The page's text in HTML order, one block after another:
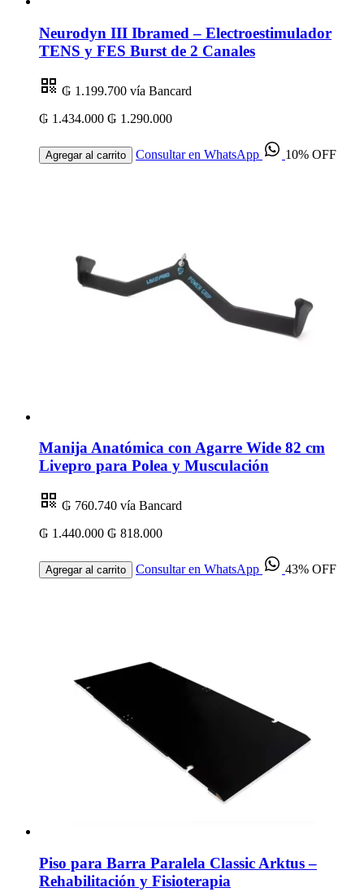
Neurodyn III Ibramed – Electroestimulador
TENS y FES Burst de 2 Canales
₲ 1.199.700 vía Bancard
₲ 1.434.000 ₲ 1.290.000
Agregar al carrito Consultar en WhatsApp 10% OFF
Manija Anatómica con Agarre Wide 82 cm
Livepro para Polea y Musculación
₲ 760.740 vía Bancard
₲ 1.440.000 ₲ 818.000
Agregar al carrito Consultar en WhatsApp 43% OFF
Piso para Barra Paralela Classic Arktus –
Rehabilitación y Fisioterapia